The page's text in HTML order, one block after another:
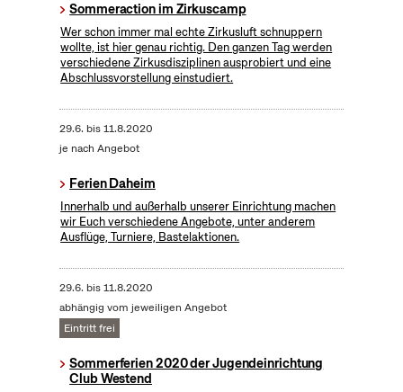
Sommeraction im Zirkuscamp
Wer schon immer mal echte Zirkusluft schnuppern
wollte, ist hier genau richtig. Den ganzen Tag werden
verschiedene Zirkusdisziplinen ausprobiert und eine
Abschlussvorstellung einstudiert.
29.6. bis11.8.2020
je nach Angebot
Ferien Daheim
Innerhalb und außerhalb unserer Einrichtung machen
wir Euch verschiedene Angebote, unter anderem
Ausflüge, Turniere, Bastelaktionen.
29.6. bis11.8.2020
abhängig vom jeweiligen Angebot
Eintritt frei
Sommerferien 2020 der Jugendeinrichtung
Club Westend